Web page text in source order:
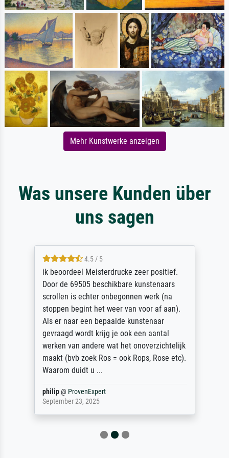
Mehr Kunstwerke anzeigen
Was unsere Kunden über
uns sagen
4.5 / 5
ik beoordeel Meisterdrucke zeer positief.
Door de 69505 beschikbare kunstenaars
scrollen is echter onbegonnen werk (na
stoppen begint het weer van voor af aan).
Als er naar een bepaalde kunstenaar
gevraagd wordt krijg je ook een aantal
werken van andere wat het onoverzichtelijk
maakt (bvb zoek Ros = ook Rops, Rose etc).
Waarom duidt u ...
philip@ ProvenExpert
September 23, 2025